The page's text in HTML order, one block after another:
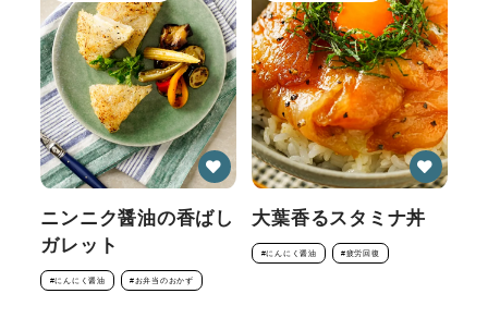
ニンニク醤油の香ばし
ガレット
#にんにく醤油 #お弁当のおかず
大葉香るスタミナ丼
#にんにく醤油 #疲労回復